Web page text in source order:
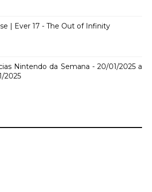
| Ever 17 - The Out of Infinity
Nintendo da Semana - 20/01/2025 a
2025